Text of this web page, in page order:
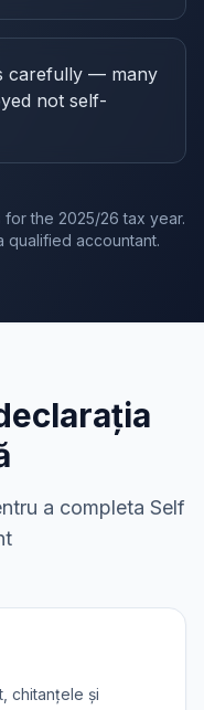
carefully — many
not self-
for the 2025/26 tax year.
qualified accountant.
a completa Self
chitanțele și